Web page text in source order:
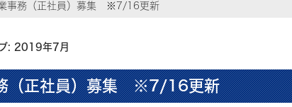
事務（正社員）募集 ※7/16更新
: 2019年7月
（正社員）募集 ※7/16更新